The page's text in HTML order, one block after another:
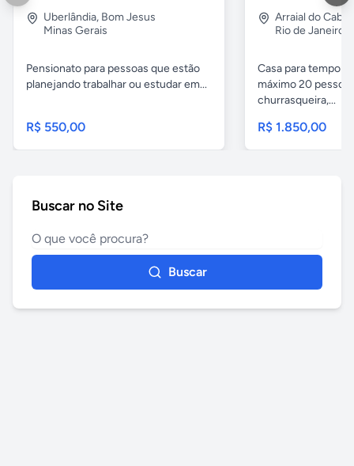
Uberlândia, Bom Jesus
Minas Gerais
Pensionato para pessoas que estão
planejando trabalhar ou estudar em...
R$ 550,00
Arraial do Cabo
Rio de Janeiro
Casa para
máximo 20
churrasqueira,...
R$ 1.850,00
Buscar no Site
Buscar